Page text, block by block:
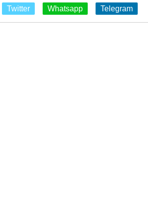
Twitter Whatsapp Telegram